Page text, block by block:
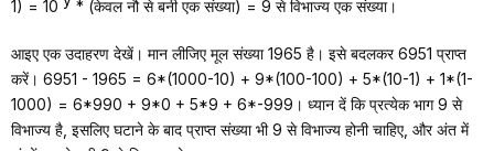
1) = 10
* (केवल नौ से बनी एक संख्या) = 9 से विभाज्य एक संख्या।
आइए एक उदाहरण देखें। मान लीजिए मूल संख्या 1965 है। इसे बदलकर 6951 प्राप्त
करें। 6951 - 1965 = 6*(1000-10) + 9*(100-100) + 5*(10-1) + 1*(1-
1000) = 6*990 + 9*0 + 5*9 + 6*-999। ध्यान दें कि प्रत्येक भाग 9 से
विभाज्य है, इसलिए घटाने के बाद प्राप्त संख्या भी 9 से विभाज्य होनी चाहिए, और अंत में